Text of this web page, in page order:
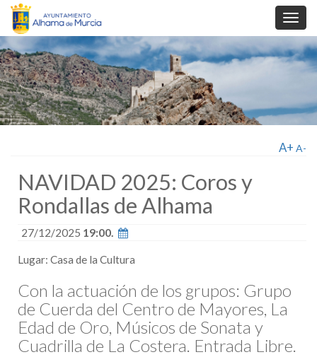
A+ A-
NAVIDAD 2025: Coros y
Rondallas de Alhama
27/12/2025 19:00.
Lugar: Casa de la Cultura
Con la actuación de los grupos: Grupo
de Cuerda del Centro de Mayores, La
Edad de Oro, Músicos de Sonata y
Cuadrilla de La Costera. Entrada Libre.